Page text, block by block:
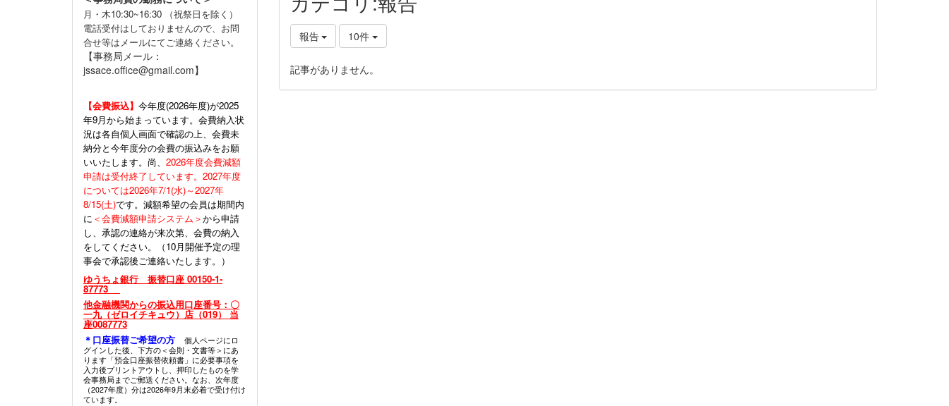
報告 10件
記事がありません。
月・木10:30~16:30 （祝祭日を除く）
電話受付はしておりませんので、お問
合せ等はメールにてご連絡ください。
【事務局メール：
jssace.office@gmail.com】
【会費振込】 今年度(2026年度)が2025
年9月から始まっています。会費納入状
況は各自個人画面で確認の上、会費未
納分と今年度分の会費の振込みをお願
いいたします。尚、 2026年度会費減額
申請は受付終了しています。2027年度
については2026年7/1(水)～2027年
8/15(土)です。減額希望の会員は期間内
に ＜会費減額申請システム＞から申請
し、承認の連絡が来次第、会費の納入
をしてください。（10月開催予定の理
事会で承認後ご連絡いたします。）
ゆうちょ銀行 振替口座 00150-1-
87773
他金融機関からの振込用口座番号：〇
一九（ゼロイチキュウ）店（019） 当
座0087773
＊口座振替ご希望の方
個人ページにロ
グインした後、下方の＜会則・文書等＞にあ
ります「預金口座振替依頼書」に必要事項を
入力後プリントアウトし、押印したものを学
会事務局までご郵送ください。なお、次年度
（2027年度）分は2026年9月末必着で受け付け
ています。